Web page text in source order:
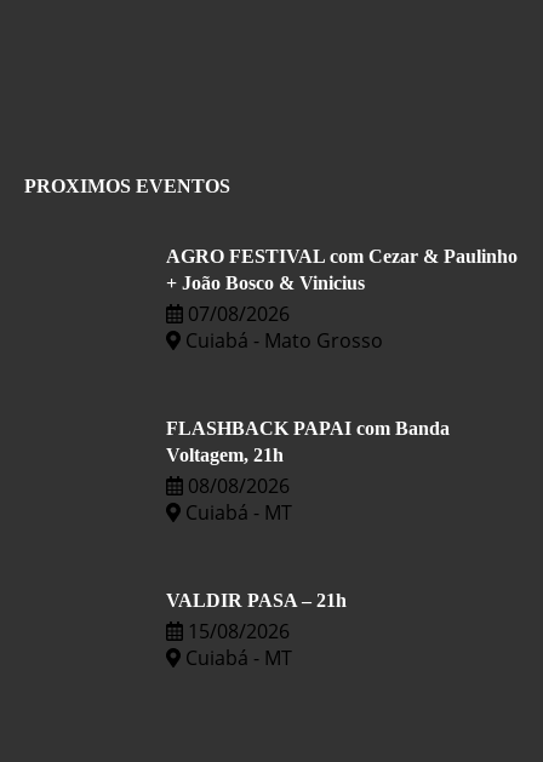
PROXIMOS EVENTOS
AGRO FESTIVAL com Cezar & Paulinho
+ João Bosco & Vinicius
07/08/2026
Cuiabá - Mato Grosso
FLASHBACK PAPAI com Banda
Voltagem, 21h
08/08/2026
Cuiabá - MT
VALDIR PASA – 21h
15/08/2026
Cuiabá - MT